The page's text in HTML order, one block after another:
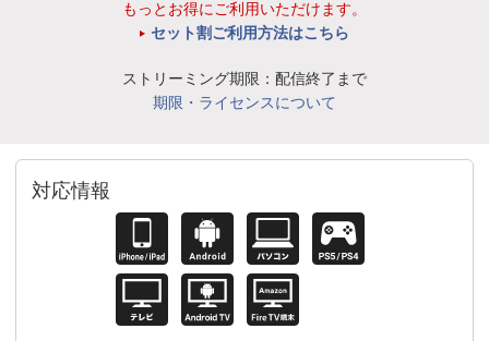
もっとお得にご利用いただけます。
セット割ご利用方法はこちら
ストリーミング期限：配信終了まで
期限・ライセンスについて
対応情報